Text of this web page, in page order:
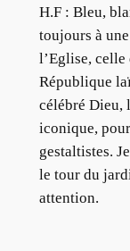
H.F : Bleu,
toujours à
l’Eglise, celle
République
célébré Dieu,
iconique,
gestaltistes.
le tour du
attention.